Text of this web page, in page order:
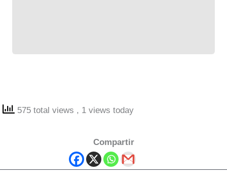
575 total views , 1 views today
Compartir